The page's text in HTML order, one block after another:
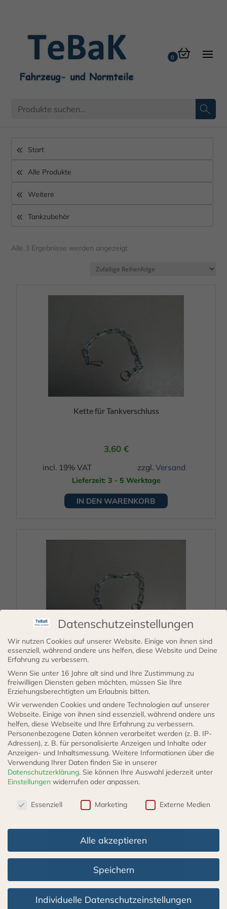
Ketten für Tankverschluss
Start
Alle Produkte
Weitere
Tankzubehör
Alle 3 Ergebnisse werden angezeigt
Kette für Tankverschluss
3,60 €
incl. 19% VAT zzgl. Versand
Lieferzeit: 3 - 5 Werktage
IN DEN WARENKORB
Kette für Tankverschluss
3,60€
incl. 19% VAT zzgl.Versand
Lieferzeit: 3 - 5 Werktage
IN DEN WARENKORB
Kette für Tankverschluss
Datenschutzeinstellungen
Wir nutzen Cookies auf unserer Website. Einige von ihnen sind
essenziell, während andere uns helfen, diese Website und Deine
Erfahrung zu verbessern.
Wenn Sie unter 16 Jahre alt sind und Ihre Zustimmung zu
freiwilligen Diensten geben möchten, müssen Sie Ihre
Erziehungsberechtigten um Erlaubnis bitten.
Wir verwenden Cookies und andere Technologien auf unserer
Webseite. Einige von ihnen sind essenziell, während andere uns
helfen, diese Webseite und Ihre Erfahrung zu verbessern.
Personenbezogene Daten können verarbeitet werden (z. B. IP-
Adressen), z. B. für personalisierte Anzeigen und Inhalte oder
Anzeigen- und Inhaltsmessung. Weitere Informationen über die
Verwendung Ihrer Daten finden Sie in unserer
Datenschutzerklärung. Sie können Ihre Auswahl jederzeit unter
Einstellungen widerrufen oder anpassen.
Essenziell Marketing Externe Medien
Alle akzeptieren
Speichern
Individuelle Datenschutzeinstellungen